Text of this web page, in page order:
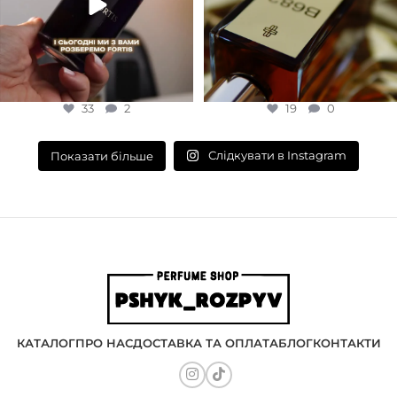
33 2 19 0
Показати більше Слідкувати в Instagram
КАТАЛОГПРО НАСДОСТАВКА ТА ОПЛАТАБЛОГКОНТАКТИ